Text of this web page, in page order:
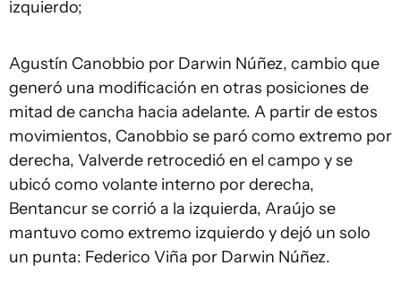
izquierdo;
Agustín Canobbio por Darwin Núñez, cambio que
generó una modificación en otras posiciones de
mitad de cancha hacia adelante. A partir de estos
movimientos, Canobbio se paró como extremo por
derecha, Valverde retrocedió en el campo y se
ubicó como volante interno por derecha,
Bentancur se corrió a la izquierda, Araújo se
mantuvo como extremo izquierdo y dejó un solo
un punta: Federico Viña por Darwin Núñez.